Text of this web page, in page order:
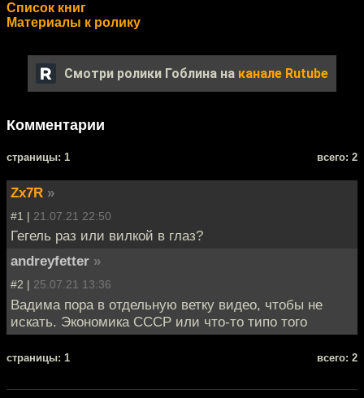
Список книг
Материалы к ролику
Смотри ролики Гоблина на канале Rutube
Комментарии
cтраницы: 1 всего: 2
Zx7R »
#1 | 21.07.21 22:50
Гегель раз или вилкой в глаз?
andreyfetter »
#2 | 25.07.21 13:36
Вадима пора в отдельную ветку видео, чтобы не
искать. Экономика СССР или что-то типо того
cтраницы: 1 всего: 2